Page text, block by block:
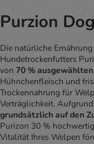
Purzion
Die natürliche
Hundetrockenfutters
von 70 %
Hühnchenfleisch und
Trockennahrung für
Verträglichkeit.
grundsätzlich auf den
Purizon 30 %
Vitalität Ihres Welpen